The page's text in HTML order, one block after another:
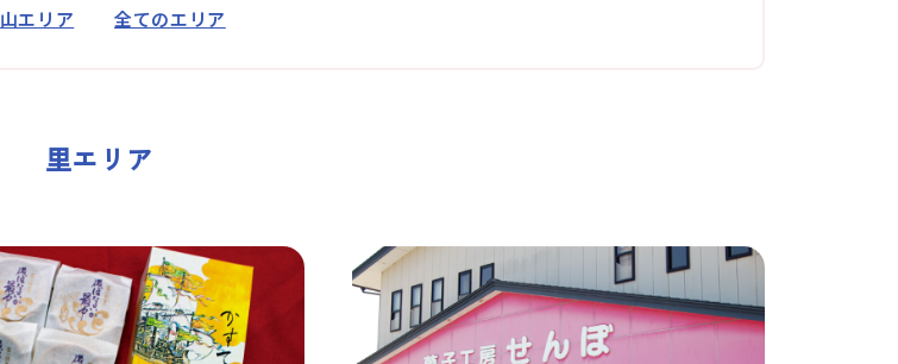
お問い合わせ
サイトマップ このサイトについて
山エリア 全てのエリア
里エリア